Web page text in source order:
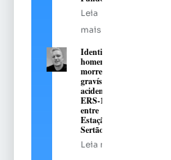
Leia
mais
Identificado
homem que
morreu em
gravíssimo
acidente na
ERS-135,
entre
Estação e
Sertão
Leia mais